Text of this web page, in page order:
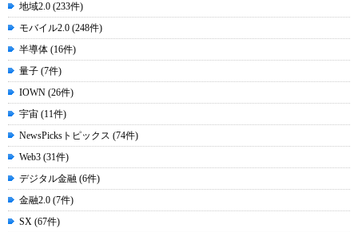
地域2.0 (233件)
モバイル2.0 (248件)
半導体 (16件)
量子 (7件)
IOWN (26件)
宇宙 (11件)
NewsPicksトピックス (74件)
Web3 (31件)
デジタル金融 (6件)
金融2.0 (7件)
SX (67件)